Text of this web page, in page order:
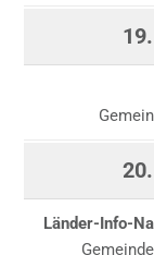
Länder-Info-